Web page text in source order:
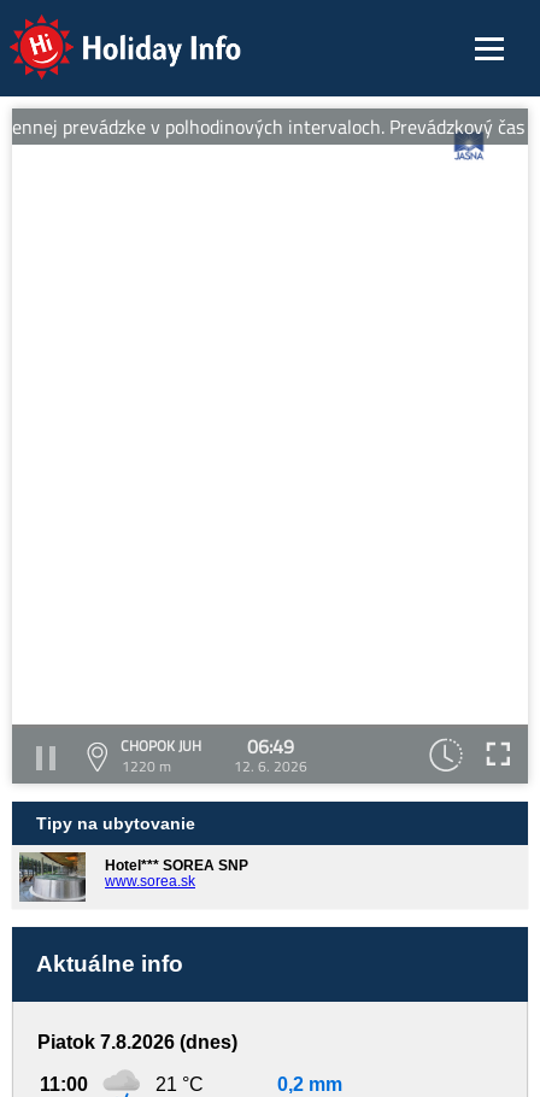
Holiday Info
prevádzke v polhodinových intervaloch. Prevádzkový čas
CHOPOK JUH
1220 m
06:49
12. 6. 2026
Tipy na ubytovanie
Hotel*** SOREA SNP
www.sorea.sk
Aktuálne info
Piatok 7.8.2026 (dnes)
11:00 21 °C 0,2 mm